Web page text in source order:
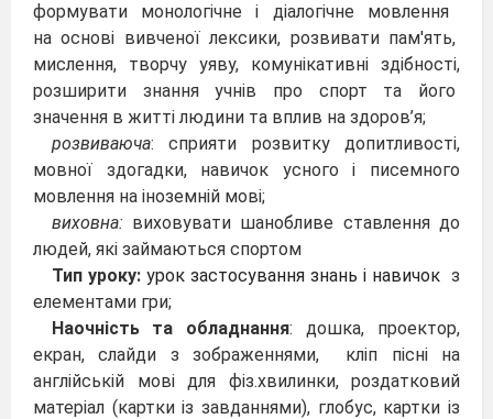
формувати монологічне і діалогічне мовлення
на основі вивченої лексики, розвивати пам'ять,
мислення, творчу уяву, комунікативні здібності,
розширити знання учнів про спорт та його
значення в житті людини та вплив на здоров’я;
розвиваюча: сприяти розвитку допитливості,
мовної здогадки, навичок усного і писемного
мовлення на іноземній мові;
виховна:виховувати шанобливе ставлення до
людей, які займаються спортом
Тип уроку: урок застосування знань і навичок з
елементами гри;
Наочність та обладнання: дошка, проектор,
екран, слайди з зображеннями, кліп пісні на
англійській мові для фіз.хвилинки, роздатковий
матеріал (картки із завданнями), глобус, картки із